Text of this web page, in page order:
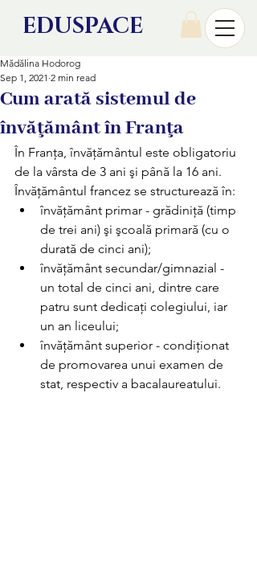
EDUSPACE
Cum arată sistemul de
învăţământ în Franţa
Mădălina Hodorog
Sep 1, 2021 2 min read
În Franţa, învăţământul este obligatoriu
de la vârsta de 3 ani şi până la 16 ani.
Învăţământul francez se structurează în:
învăţământ primar - grădiniţă (timp
de trei ani) şi şcoală primară (cu o
durată de cinci ani);
învăţământ secundar/gimnazial -
un total de cinci ani, dintre care
patru sunt dedicaţi colegiului, iar
un an liceului;
învăţământ superior - condiţionat
de promovarea unui examen de
stat, respectiv a bacalaureatului.